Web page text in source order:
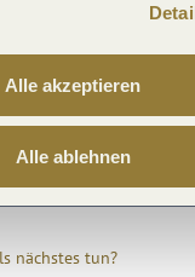
Alle akzeptieren
Alle ablehnen
nächstes tun?